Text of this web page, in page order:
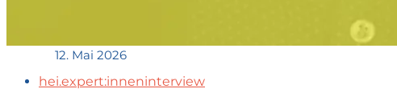
12. Mai 2026
hei.expert:inneninterview